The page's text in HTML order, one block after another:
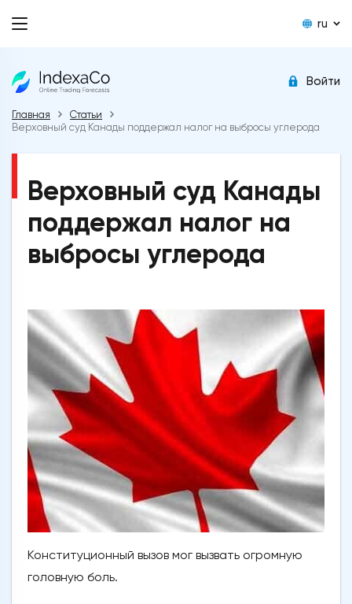
ru
Войти
Главная
Статьи
Верховный суд Канады поддержал налог на выбросы углерода
Верховный суд Канады
поддержал налог на
выбросы углерода
Конституционный вызов мог вызвать огромную
головную боль.